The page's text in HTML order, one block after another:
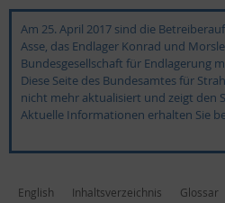
Am 25. April 2017 sind die
Asse, das Endlager Konrad und
Bundesgesellschaft für Endlagerung
Diese Seite des Bundesamtes für
nicht mehr aktualisiert und zeigt den
Aktuelle Informationen erhalten Sie
English In­halts­ver­zeich­nis Glossar